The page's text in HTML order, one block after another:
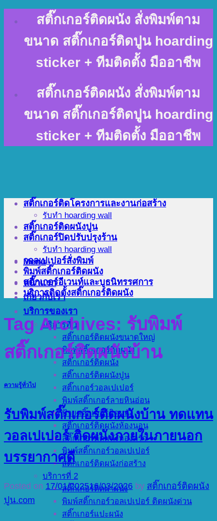
content
สติ๊กเกอร์ติดผนัง สั่งพิมพ์ตาม
ขนาด สติ๊กเกอร์ติดปูน hoarding
sticker + ทีมติดตั้ง มืออาชีพ
สติ๊กเกอร์ติดผนัง สั่งพิมพ์ตาม
ขนาด สติ๊กเกอร์ติดปูน hoarding
sticker + ทีมติดตั้ง มืออาชีพ
Menu
หน้าแรก
เกี่ยวกับเรา
บริการของเรา
บริการที่ 1
สติ๊กเกอร์ติดผนังขนาดใหญ่
พิมพ์สติ๊กเกอร์ติดผนัง
สติ๊กเกอร์ติดผนัง
สติ๊กเกอร์ติดผนังปูน
สติ๊กเกอร์วอลเปเปอร์
พิมพ์สติ๊กเกอร์ลายหินอ่อน
ป้ายสติ๊กเกอร์ติดผนัง
สติ๊กเกอร์ติดผนังห้องนอน
สติ๊กเกอร์ติดผนังห้องครัว
พิมพ์สติ๊กเกอร์วอลเปเปอร์
สติ๊กเกอร์ติดผนังก่อสร้าง
บริการที่ 2
สติ๊กเกอร์ติดฝาผนัง
พิมพ์สติ๊กเกอร์วอลเปเปอร์ ติดผนังด่วน
สติ๊กเกอร์แปะผนัง
สติ๊กเกอร์ติดโครงการและงานก่อสร้าง
รับทำ hoarding wall
สติ๊กเกอร์ติดผนังปูน
สติ๊กเกอร์ปิดปรับปรุงร้าน
รับทำ hoarding wall
วอลเปเปอร์สั่งพิมพ์
พิมพ์สติ๊กเกอร์ติดผนัง
สติ๊กเกอร์อีเวนท์และบูธนิทรรศการ
บริการติดตั้งสติ๊กเกอร์ติดผนัง
Tag Archives: รับพิมพ์
สติ๊กเกอร์ติดผนังบ้าน
ความรู้ทั่วไป
รับพิมพ์สติ๊กเกอร์ติดผนังบ้าน ทดแทน
วอลเปเปอร์ ติดผนังภายในภายนอก
บรรยากาศดี
Posted on 17/01/202516/03/2026 by สติ๊กเกอร์ติดผนัง
ปูน.com